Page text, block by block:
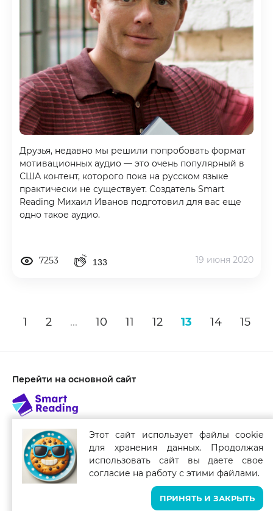
Друзья, недавно мы решили попробовать формат
мотивационных аудио — это очень популярный в
США контент, которого пока на русском языке
практически не существует. Создатель Smart
Reading Михаил Иванов подготовил для вас еще
одно такое аудио.
7253 133 19 июня 2020
1 2 ... 10 11 12 13 14 15
Перейти на основной сайт
Связаться с нами
Smart Reading для мобильных устройств
Этот сайт использует файлы cookie
для хранения данных. Продолжая
использовать сайт вы даете свое
согласие на работу с этими файлами.
ПРИНЯТЬ И ЗАКРЫТЬ